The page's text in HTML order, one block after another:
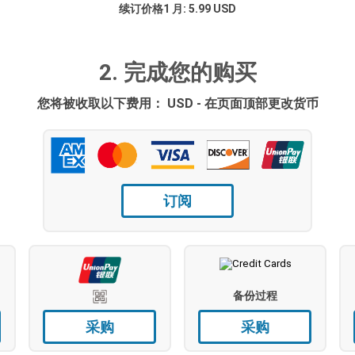
续订价格1 月: 5.99 USD
2. 完成您的购买
您将被收取以下费用： USD - 在页面顶部更改货币
订阅
采购
备份过程
采购